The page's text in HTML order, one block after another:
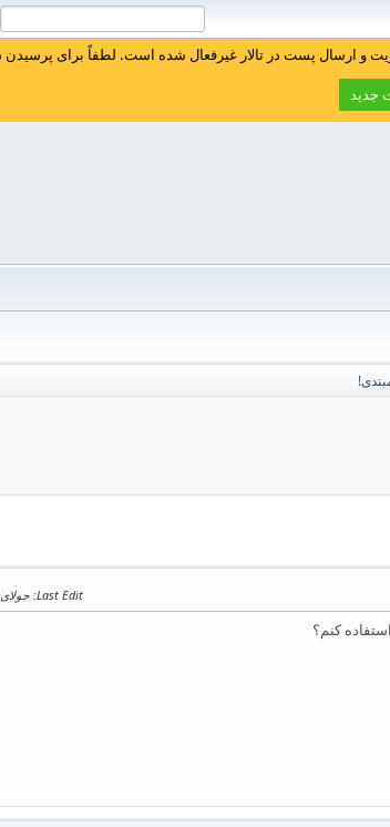
و ارسال پست در تالار غیرفعال شده است. لطفاً برای
جدید
Last Edit: جولای 10, 2010, 11:40:35 قبل از ظهر by morteza